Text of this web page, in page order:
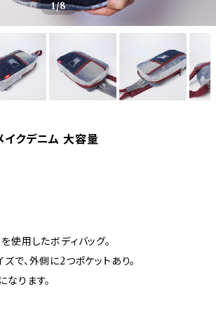
1/8
イクデニム 大容量
使用したボディバッグ。
で、外側に2つポケットあり。
ります。